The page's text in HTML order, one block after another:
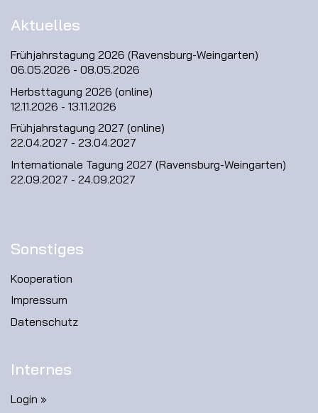
Aktuelles
Frühjahrstagung 2026 (Ravensburg-Weingarten)
06.05.2026 - 08.05.2026
Herbsttagung 2026 (online)
12.11.2026 - 13.11.2026
Frühjahrstagung 2027 (online)
22.04.2027 - 23.04.2027
Internationale Tagung 2027 (Ravensburg-Weingarten)
22.09.2027 - 24.09.2027
Sonstiges
Kooperation
Impressum
Datenschutz
Internes
Login »